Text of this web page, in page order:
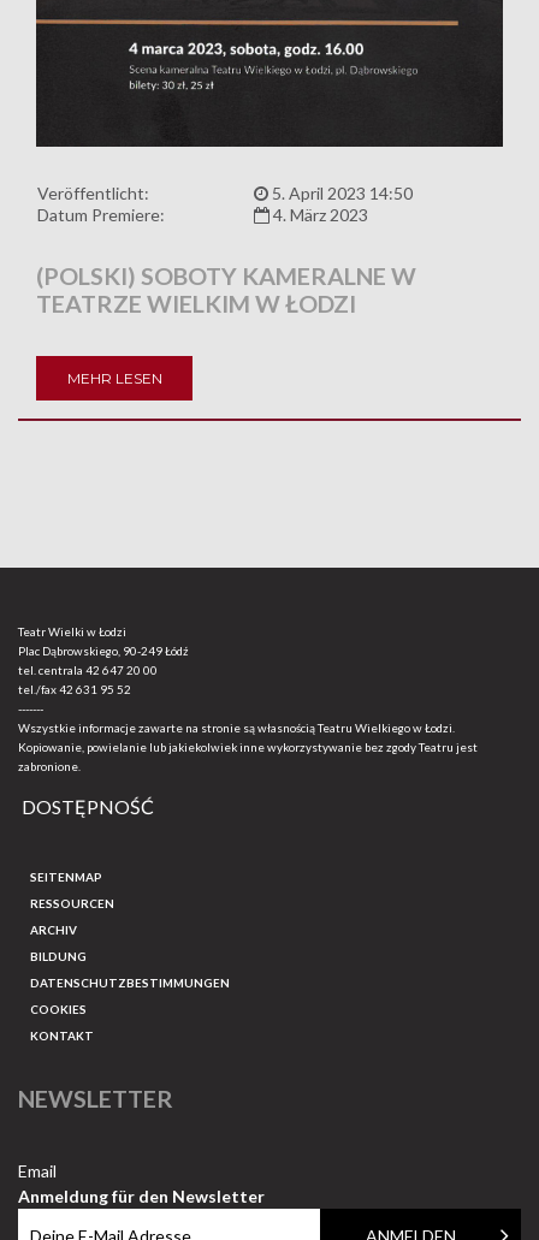
Veröffentlicht:
5. April 2023 14:50
Datum Premiere:
4. März 2023
(POLSKI) SOBOTY KAMERALNE W
TEATRZE WIELKIM W ŁODZI
MEHR LESEN
Teatr Wielki w Łodzi
Plac Dąbrowskiego, 90-249 Łódź
tel. centrala 42 647 20 00
tel./fax42 631 95 52
-------
Wszystkie informacje zawarte na stronie są własnością Teatru Wielkiego w Łodzi.
Kopiowanie, powielanie lub jakiekolwiek inne wykorzystywanie bez zgody Teatru jest
zabronione.
DOSTĘPNOŚĆ
SEITENMAP
RESSOURCEN
ARCHIV
BILDUNG
DATENSCHUTZBESTIMMUNGEN
COOKIES
KONTAKT
NEWSLETTER
Email
Anmeldung für den Newsletter